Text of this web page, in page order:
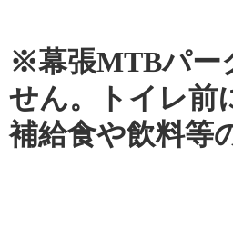
※幕張MTBパー
せん。トイレ前
補給食や飲料等